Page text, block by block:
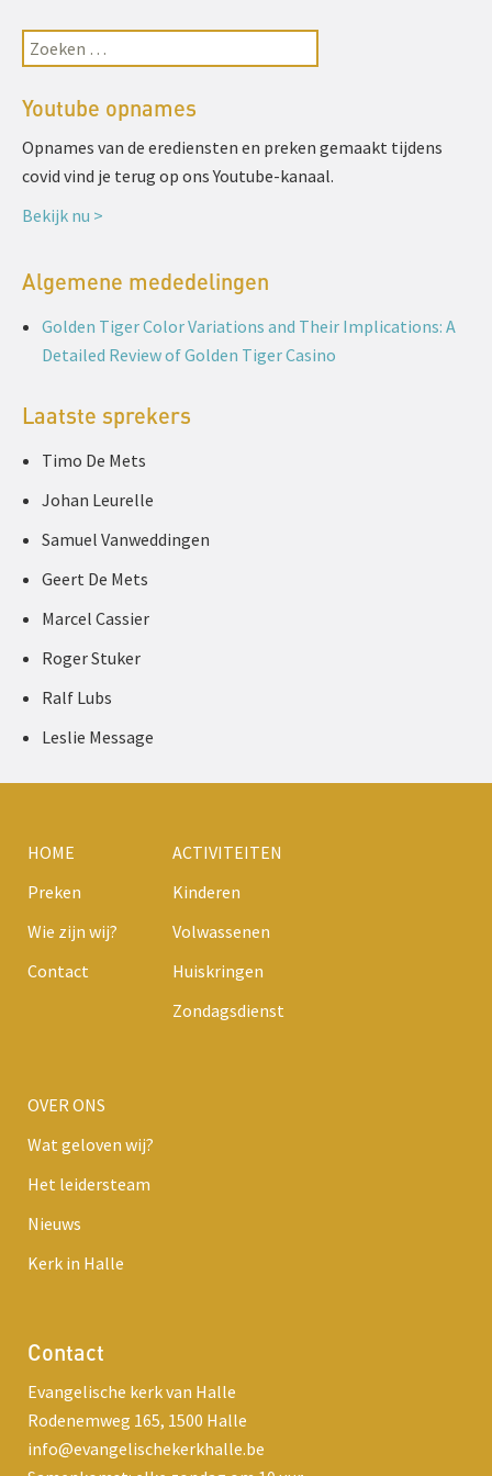
Youtube opnames
Opnames van de erediensten en preken gemaakt tijdens
covid vind je terug op ons Youtube-kanaal.
Bekijk nu >
Algemene mededelingen
Golden Tiger Color Variations and Their Implications: A
Detailed Review of Golden Tiger Casino
Laatste sprekers
Timo De Mets
Johan Leurelle
Samuel Vanweddingen
Geert De Mets
Marcel Cassier
Roger Stuker
Ralf Lubs
Leslie Message
HOME
Preken
Wie zijn wij?
Contact
ACTIVITEITEN
Kinderen
Volwassenen
Huiskringen
Zondagsdienst
OVER ONS
Wat geloven wij?
Het leidersteam
Nieuws
Kerk in Halle
Contact
Evangelische kerk van Halle
Rodenemweg 165, 1500 Halle
info@evangelischekerkhalle.be